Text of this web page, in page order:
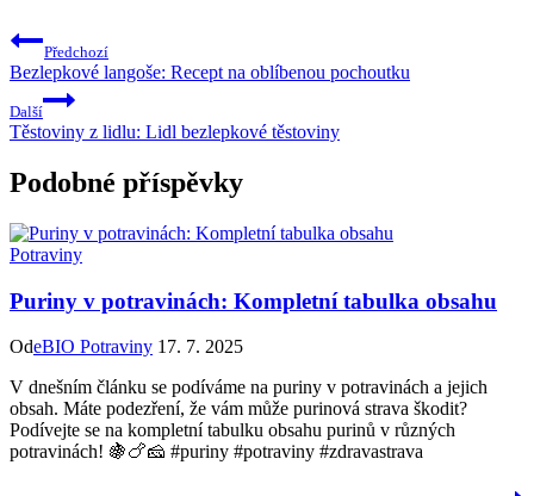
Předchozí
Bezlepkové langoše: Recept na oblíbenou pochoutku
Další
Těstoviny z lidlu: Lidl bezlepkové těstoviny
Podobné příspěvky
Potraviny
Puriny v potravinách: Kompletní tabulka obsahu
OdeBIO Potraviny 17. 7. 2025
V dnešním článku se podíváme na puriny v potravinách a jejich
obsah. Máte podezření, že vám může purinová strava škodit?
Podívejte se na kompletní tabulku obsahu purinů v různých
potravinách! 🍇🍗🧀 #puriny #potraviny #zdravastrava